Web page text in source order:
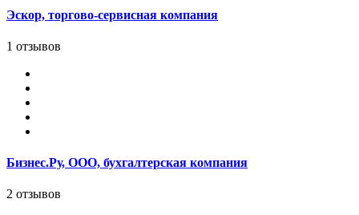
Эскор, торгово-сервисная компания
1 отзывов
Бизнес.Ру, ООО, бухгалтерская компания
2 отзывов